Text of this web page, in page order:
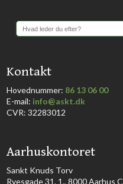
​Kontakt
Hovednummer: 86 13 06 00
​E-mail: info@askt.dk
CVR: 32283012
​Aarhuskontoret
​Sankt Knuds Torv
Ryesgade 31, 1., 8000 Aarhus C​​​